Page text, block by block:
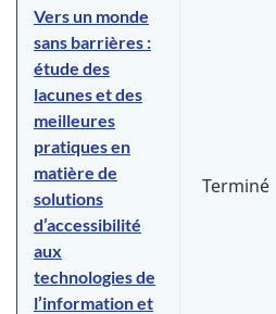
Vers un monde
sans barrières :
étude des
lacunes et des
meilleures
pratiques en
matière de
solutions
d’accessibilité
aux
technologies de
l’information et
Terminé